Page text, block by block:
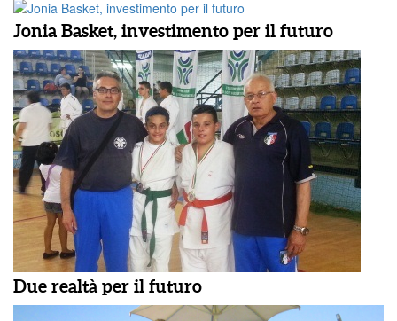
Jonia Basket, investimento per il futuro
Due realtà per il futuro